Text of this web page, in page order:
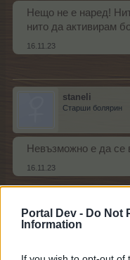
Portal Dev - Do Not
Information
Нещо не е наред!
нито да активирам
16.11.23
staneli
Старши болярин
Невъзможно е да се
16.11.23
fiorenti
Подрастващ автор